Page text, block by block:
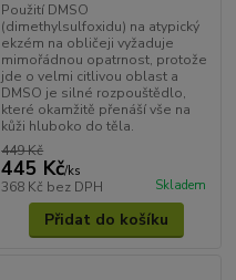
Použití DMSO
(dimethylsulfoxidu) na atypický
ekzém na obličeji vyžaduje
mimořádnou opatrnost, protože
jde o velmi citlivou oblast a
DMSO je silné rozpouštědlo,
které okamžitě přenáší vše na
kůži hluboko do těla.
449 Kč
445 Kč/ks
368 Kč bez DPH Skladem
Přidat do košíku